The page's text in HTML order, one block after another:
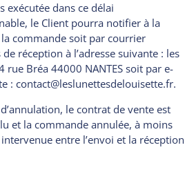
exécutée dans ce délai
le Client pourra notifier à la
la commande soit par courrier
réception à l’adresse suivante : les
rue Bréa 44000 NANTES soit par e-
: contact@leslunettesdelouisette.fr.
le contrat de vente est
et la commande annulée, à moins
entre l’envoi et la réception